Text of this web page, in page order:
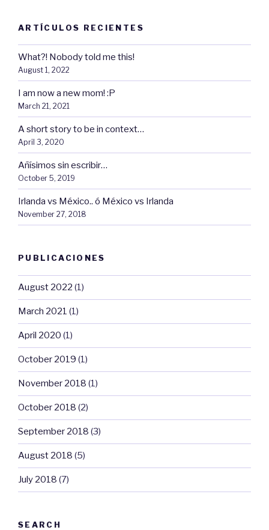
ARTÍCULOS RECIENTES
What?! Nobody told me this!
August 1, 2022
I am now a new mom! :P
March 21, 2021
A short story to be in context…
April 3, 2020
Añísimos sin escribir…
October 5, 2019
Irlanda vs México.. ó México vs Irlanda
November 27, 2018
PUBLICACIONES
August 2022 (1)
March 2021 (1)
April 2020 (1)
October 2019 (1)
November 2018 (1)
October 2018 (2)
September 2018 (3)
August 2018 (5)
July 2018 (7)
SEARCH